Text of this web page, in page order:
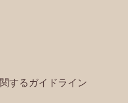
するガイドライン